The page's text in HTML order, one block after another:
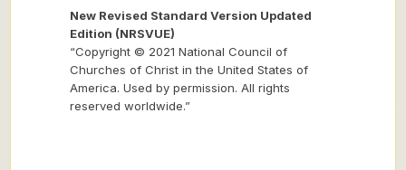
New Revised Standard Version Updated
Edition (NRSVUE)
“Copyright © 2021 National Council of
Churches of Christ in the United States of
America. Used by permission. All rights
reserved worldwide.”